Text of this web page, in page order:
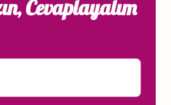
Cevaplayalım